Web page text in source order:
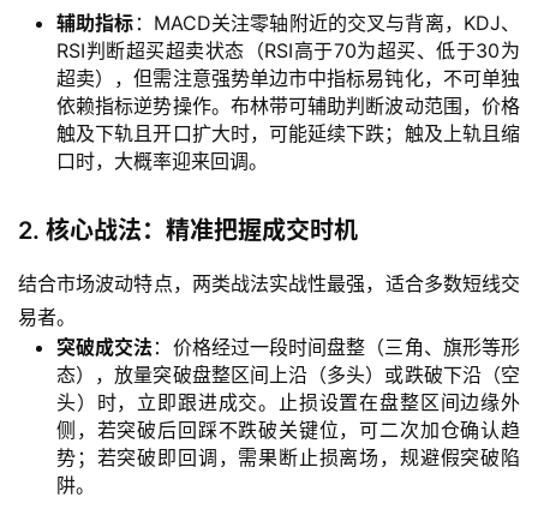
辅助指标 ：MACD关注零轴附近的交叉与背离，KDJ、
RSI判断超买超卖状态（RSI高于70为超买、低于30为
超卖），但需注意强势单边市中指标易钝化，不可单独
依赖指标逆势操作。布林带可辅助判断波动范围，价格
触及下轨且开口扩大时，可能延续下跌；触及上轨且缩
口时，大概率迎来回调。
2. 核心战法：精准把握成交时机
结合市场波动特点，两类战法实战性最强，适合多数短线交
易者。
突破成交法 ：价格经过一段时间盘整（三角、旗形等形
态），放量突破盘整区间上沿（多头）或跌破下沿（空
头）时，立即跟进成交。止损设置在盘整区间边缘外
侧，若突破后回踩不跌破关键位，可二次加仓确认趋
势；若突破即回调，需果断止损离场，规避假突破陷
阱。